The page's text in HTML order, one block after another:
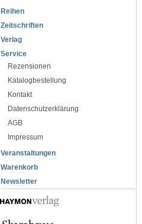
Reihen
Zeitschriften
Verlag
Service
Rezensionen
Katalogbestellung
Kontakt
Datenschutzerklärung
AGB
Impressum
Veranstaltungen
Warenkorb
Newsletter